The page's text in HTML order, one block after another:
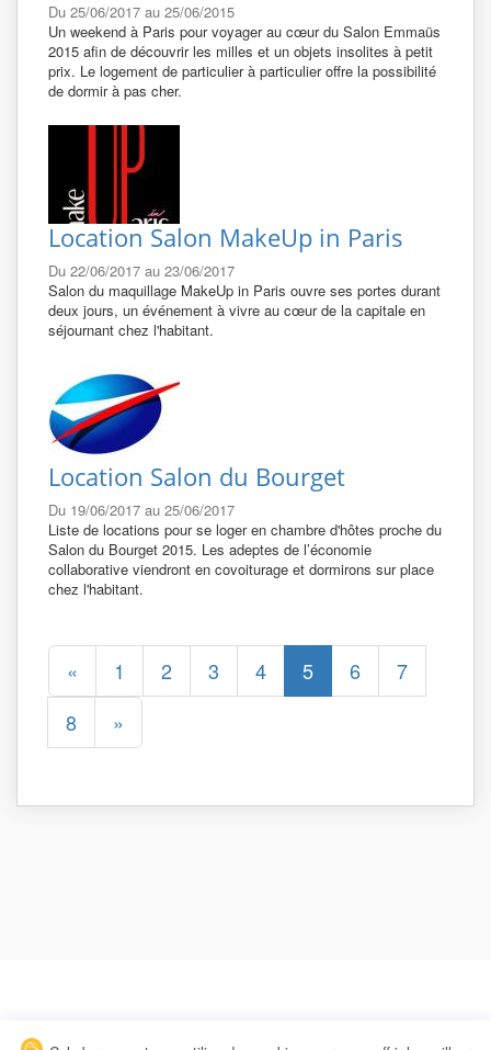
Du 25/06/2017 au 25/06/2015
Un weekend à Paris pour voyager au cœur du Salon Emmaüs
2015 afin de découvrir les milles et un objets insolites à petit
prix. Le logement de particulier à particulier offre la possibilité
de dormir à pas cher.
Location Salon MakeUp in Paris
Du 22/06/2017 au 23/06/2017
Salon du maquillage MakeUp in Paris ouvre ses portes durant
deux jours, un événement à vivre au cœur de la capitale en
séjournant chez l'habitant.
Location Salon du Bourget
Du 19/06/2017 au 25/06/2017
Liste de locations pour se loger en chambre d'hôtes proche du
Salon du Bourget 2015. Les adeptes de l’économie
collaborative viendront en covoiturage et dormirons sur place
chez l'habitant.
« 1 2 3 4 5 6
7
8
»